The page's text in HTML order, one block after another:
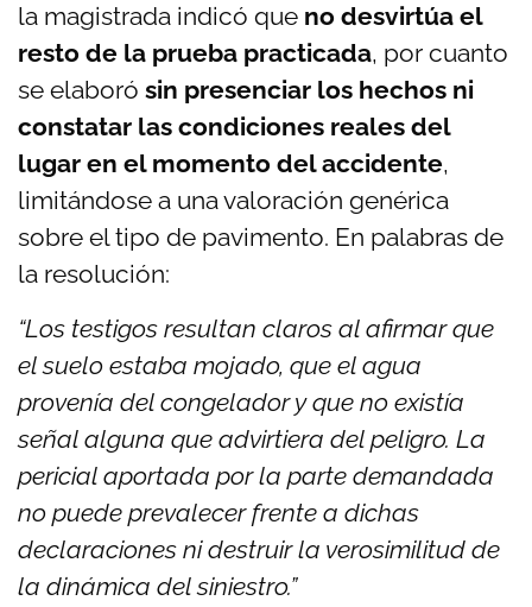
la magistrada indicó que no desvirtúa el
resto de la prueba practicada, por cuanto
se elaboró sin presenciar los hechos ni
constatar las condiciones reales del
lugar en el momento del accidente,
limitándose a una valoración genérica
sobre el tipo de pavimento. En palabras de
la resolución:
“Los testigos resultan claros al afirmar que
el suelo estaba mojado, que el agua
provenía del congelador y que no existía
señal alguna que advirtiera del peligro. La
pericial aportada por la parte demandada
no puede prevalecer frente a dichas
declaraciones ni destruir la verosimilitud de
la dinámica del siniestro.”